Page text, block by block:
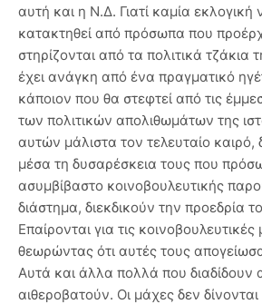
αυτή και η Ν.Δ. Γιατί καμία εκλογική
κατακτηθεί από πρόσωπα που
στηρίζονται από τα πολιτικά τζάκια
έχει ανάγκη από ένα πραγματικό
κάποιον που θα στεφτεί από τις
των πολιτικών απολιθωμάτων της
αυτών μάλιστα τον τελευταίο καιρό,
μέσα τη δυσαρέσκεια τους που
ασυμβίβαστο κοινοβουλευτικής
διάστημα, διεκδικούν την προεδρία
Επαίρονται για τις
θεωρώντας ότι αυτές τους
Αυτά και άλλα πολλά που διαδίδουν
αιθεροβατούν. Οι μάχες δεν